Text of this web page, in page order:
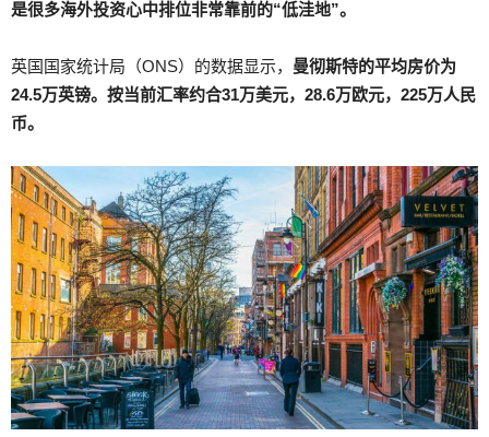
是很多海外投资心中排位非常靠前的“低洼地”。
英国国家统计局（ONS）的数据显示， 曼彻斯特的平均房价为
24.5万英镑。按当前汇率约合31万美元，28.6万欧元，225万人民
币。